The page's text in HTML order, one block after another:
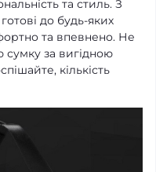
та стиль. З
до будь-яких
та впевнено. Не
сумку за вигідною
кількість